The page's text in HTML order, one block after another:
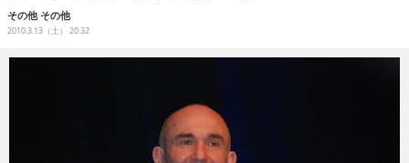
人材育成
その他 その他
2010.3.13（土） 20:32